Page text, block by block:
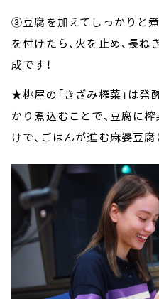
③豆腐を加えてしっかりと
を付けたら、火を止め、長
成です！
★桃屋の「きざみ榨菜」は発
かり煮込むことで、豆腐に
けで、ごはんが進む麻婆豆腐